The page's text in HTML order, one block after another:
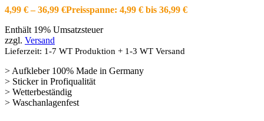
4,99 € –36,99 €Preisspanne: 4,99 € bis 36,99 €
Enthält 19% Umsatzsteuer
zzgl. Versand
Lieferzeit: 1-7 WT Produktion + 1-3 WT Versand
> Aufkleber 100% Made in Germany
> Sticker in Profiqualität
> Wetterbeständig
> Waschanlagenfest